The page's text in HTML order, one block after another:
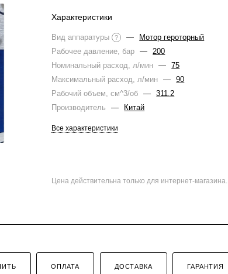
Характеристики
Вид аппаратуры ? —
Мотор героторный
Рабочее давление, бар
—
200
Номинальный расход, л/мин
—
75
Максимальный расход, л/мин
—
90
Рабочий объем, см^3/об
—
311.2
Производитель
— Китай
Все характеристики
Цена действительна только для интернет-магазина.
ОПЛАТА ДОСТАВКА ГАРАНТИЯ